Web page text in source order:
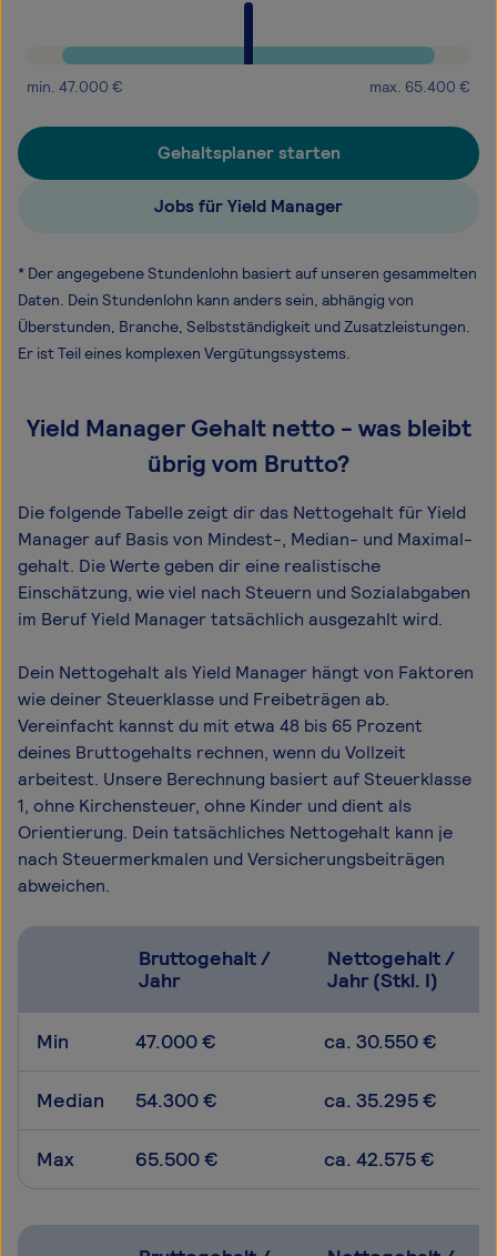
min. 47.000 € max. 65.400 €
Gehaltsplaner starten
Jobs für Yield Manager
* Der angegebene Stundenlohn basiert auf unseren gesammelten
Daten. Dein Stundenlohn kann anders sein, abhängig von
Überstunden, Branche, Selbstständigkeit und Zusatzleistungen.
Er ist Teil eines komplexen Vergütungssystems.
Yield Manager Gehalt netto - was bleibt
übrig vom Brutto?
Die folgende Tabelle zeigt dir das Netto­gehalt für Yield
Manager auf Basis von Mindest-, Median- und Maximal­
gehalt. Die Werte geben dir eine realistische
Einschätzung, wie viel nach Steuern und Sozialabgaben
im Beruf Yield Manager tatsächlich ausgezahlt wird.
Dein Nettogehalt als Yield Manager hängt von Faktoren
wie deiner Steuerklasse und Freibeträgen ab.
Vereinfacht kannst du mit etwa 48 bis 65 Prozent
deines Bruttogehalts rechnen, wenn du Vollzeit
arbeitest. Unsere Berechnung basiert auf Steuerklasse
1, ohne Kirchensteuer, ohne Kinder und dient als
Orientierung. Dein tatsächliches Nettogehalt kann je
nach Steuermerkmalen und Versicherungsbeiträgen
abweichen.
Bruttogehalt /
Jahr
Nettogehalt /
Jahr (Stkl. I)
Min 47.000 € ca. 30.550 €
Median 54.300 € ca. 35.295 €
Max 65.500 € ca. 42.575 €